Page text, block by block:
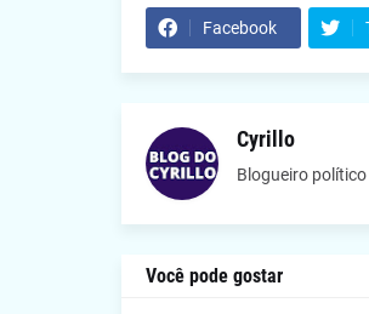
Facebook
Cyrillo
Blogueiro
Você pode gostar